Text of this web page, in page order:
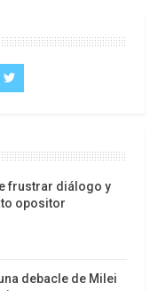
Trump, Marco
tiene
castrista’;
frustrar diálogo y
opositor
debacle de Milei